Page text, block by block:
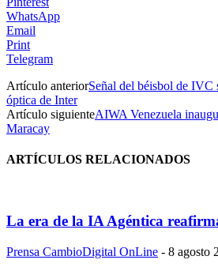
WhatsApp
Email
Print
Telegram
Artículo anteriorSeñal del béisbol de IVC
óptica de Inter
Artículo siguienteAIWA Venezuela
Maracay
ARTÍCULOS RELACIONADOS
La era de la IA Agéntica
Prensa CambioDigital OnLine - 8 agosto